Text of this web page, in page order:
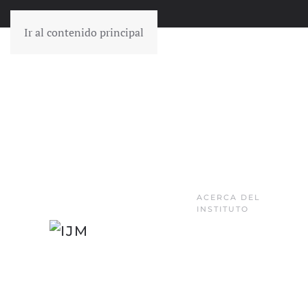
Ir al contenido principal
ACERCA DEL
INSTITUTO